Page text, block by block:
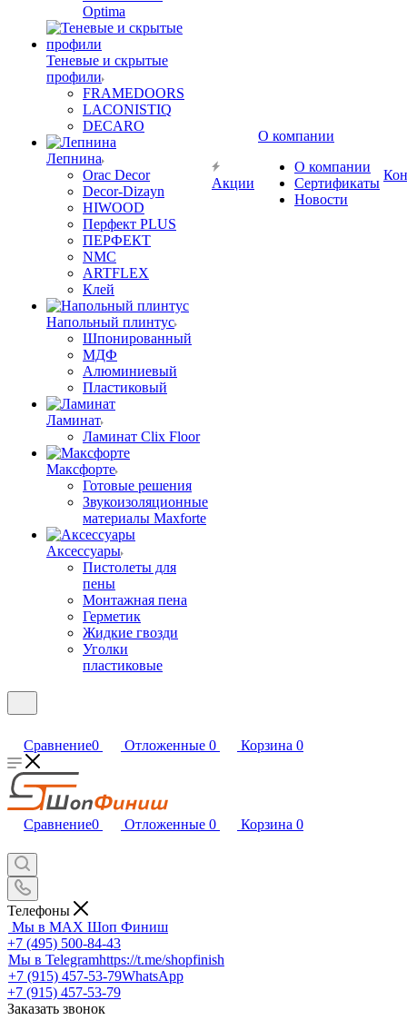
Optima
Теневые и скрытые
профили
FRAMEDOORS
LACONISTIQ
DECARO
Лепнина
Orac Decor
Decor-Dizayn
HIWOOD
Перфект PLUS
ПЕРФЕКТ
NMC
ARTFLEX
Клей
Напольный плинтус
Шпонированный
МДФ
Алюминиевый
Пластиковый
Ламинат
Ламинат Clix Floor
Максфорте
Готовые решения
Звукоизоляционные
материалы Maxforte
Аксессуары
Пистолеты для
пены
Монтажная пена
Герметик
Жидкие гвозди
Уголки
пластиковые
Акции
О компании
О компании
Сертификаты
Новости
Сравнение0 Отложенные 0 Корзина 0
Сравнение0 Отложенные 0 Корзина 0
Телефоны
Мы в MAX Шоп Финиш
+7 (495) 500-84-43
Мы в Telegramhttps://t.me/shopfinish
+7 (915) 457-53-79WhatsApp
+7 (915) 457-53-79
Заказать звонок